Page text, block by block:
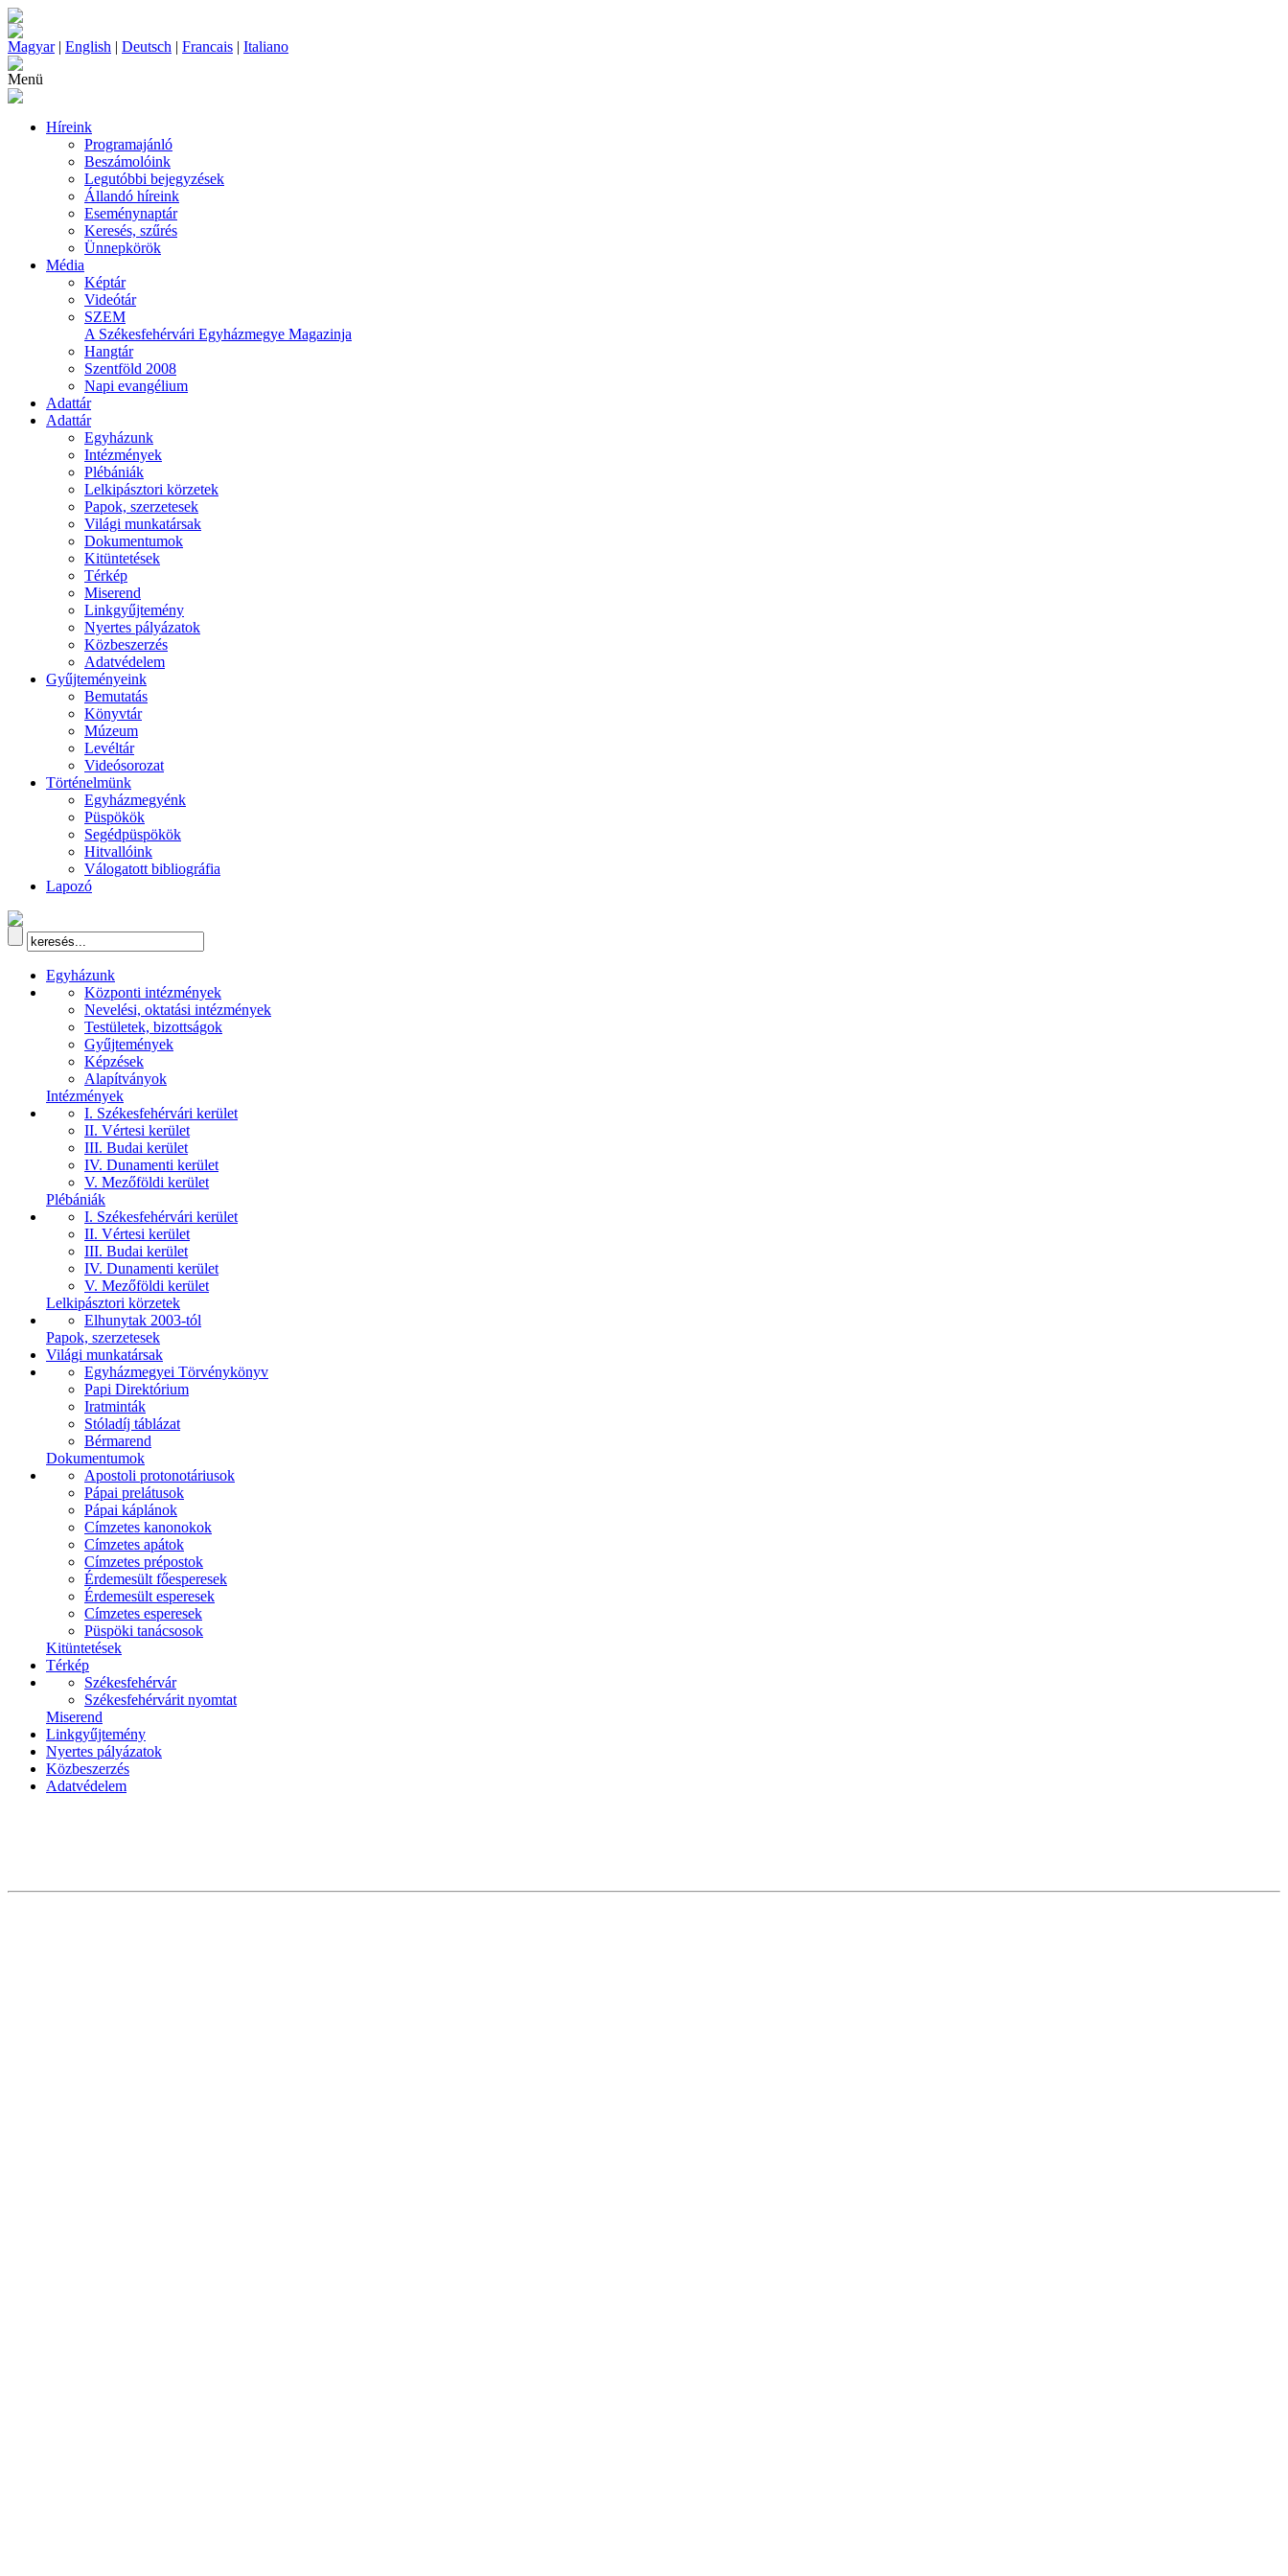
Magyar| English | Deutsch | Francais | Italiano
Menü
Híreink
Programajánló
Beszámolóink
Legutóbbi bejegyzések
Állandó híreink
Eseménynaptár
Keresés, szűrés
Ünnepkörök
Média
Képtár
Videótár
SZEM
A Székesfehérvári Egyházmegye Magazinja
Hangtár
Szentföld 2008
Napi evangélium
Adattár
Adattár
Egyházunk
Intézmények
Plébániák
Lelkipásztori körzetek
Papok, szerzetesek
Világi munkatársak
Dokumentumok
Kitüntetések
Térkép
Miserend
Linkgyűjtemény
Nyertes pályázatok
Közbeszerzés
Adatvédelem
Gyűjteményeink
Bemutatás
Könyvtár
Múzeum
Levéltár
Videósorozat
Történelmünk
Egyházmegyénk
Püspökök
Segédpüspökök
Hitvallóink
Válogatott bibliográfia
Lapozó
Egyházunk
Központi intézmények
Nevelési, oktatási intézmények
Testületek, bizottságok
Gyűjtemények
Képzések
Alapítványok
Intézmények
I. Székesfehérvári kerület
II. Vértesi kerület
III. Budai kerület
IV. Dunamenti kerület
V. Mezőföldi kerület
Plébániák
I. Székesfehérvári kerület
II. Vértesi kerület
III. Budai kerület
IV. Dunamenti kerület
V. Mezőföldi kerület
Lelkipásztori körzetek
Elhunytak 2003-tól
Papok, szerzetesek
Világi munkatársak
Egyházmegyei Törvénykönyv
Papi Direktórium
Iratminták
Stóladíj táblázat
Bérmarend
Dokumentumok
Apostoli protonotáriusok
Pápai prelátusok
Pápai káplánok
Címzetes kanonokok
Címzetes apátok
Címzetes prépostok
Érdemesült főesperesek
Érdemesült esperesek
Címzetes esperesek
Püspöki tanácsosok
Kitüntetések
Térkép
Székesfehérvár
Székesfehérvárit nyomtat
Miserend
Linkgyűjtemény
Nyertes pályázatok
Közbeszerzés
Adatvédelem